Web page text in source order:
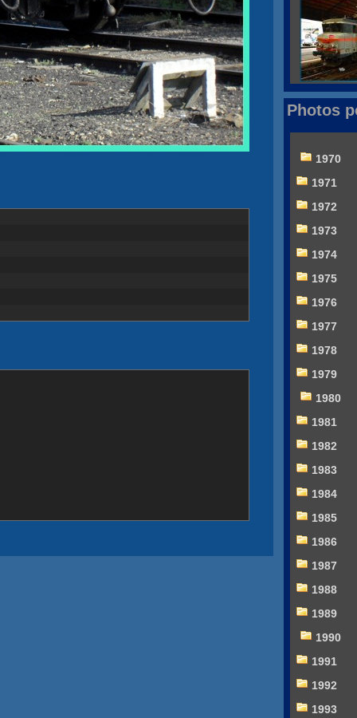
Photos
1970
1971
1972
1973
1974
1975
1976
1977
1978
1979
1980
1981
1982
1983
1984
1985
1986
1987
1988
1989
1990
1991
1992
1993